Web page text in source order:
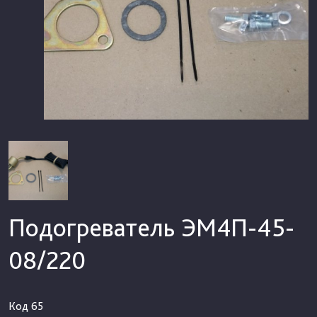
Подогреватель ЭМ4П-45-
08/220
Код 65